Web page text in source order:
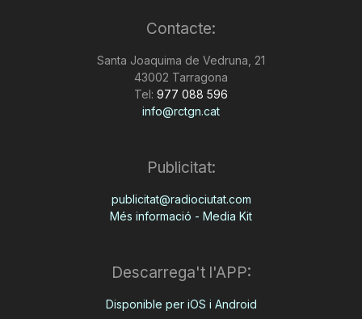
Contacte:
Santa Joaquima de Vedruna, 21
43002 Tarragona
Tel: 977 088 596
info@rctgn.cat
Publicitat:
publicitat@radiociutat.com
Més informació - Media Kit
Descarrega't l'APP:
Disponible per iOS i Android